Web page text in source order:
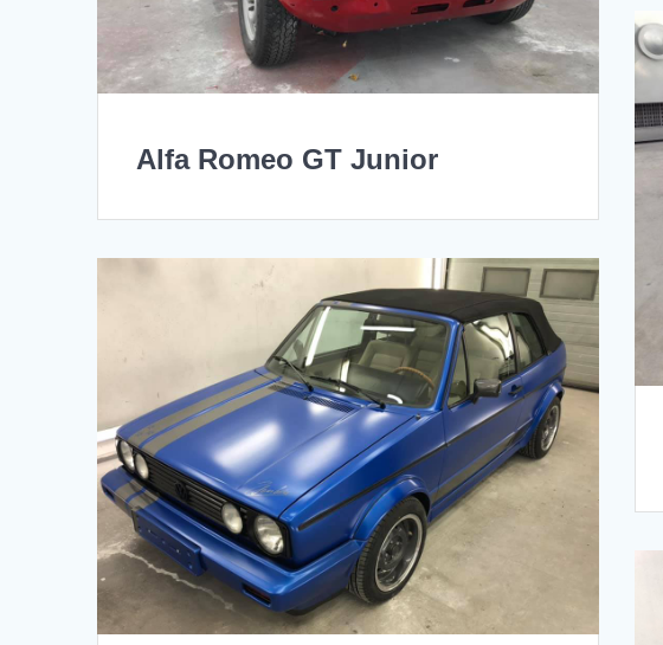
Alfa Romeo GT Junior